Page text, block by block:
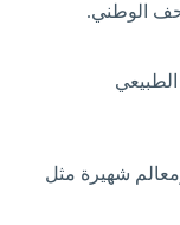
الوطني.
شهيرة مثل